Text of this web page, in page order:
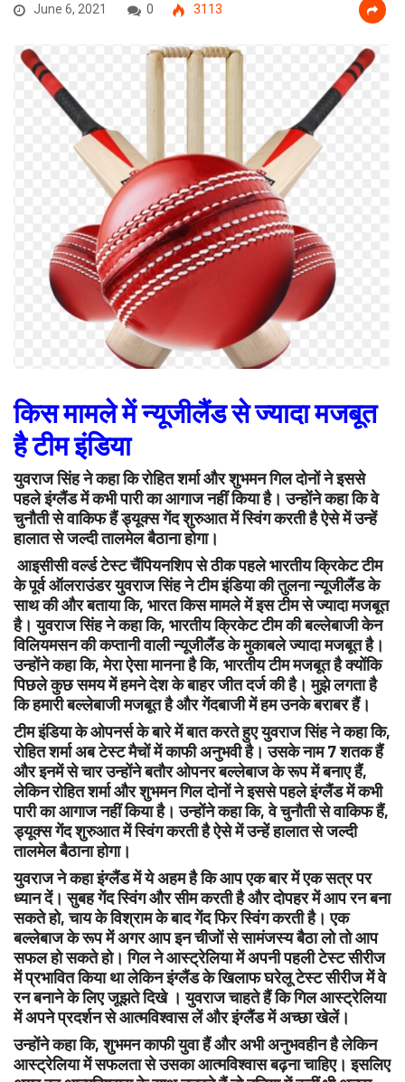
June 6, 2021 0 3113
किस मामले में न्यूजीलैंड से ज्यादा मजबूत
है टीम इंडिया
युवराज सिंह ने कहा कि रोहित शर्मा और शुभमन गिल दोनों ने इससे
पहले इंग्लैंड में कभी पारी का आगाज नहीं किया है। उन्होंने कहा कि वे
चुनौती से वाकिफ हैं ड्यूक्स गेंद शुरुआत में स्विंग करती है ऐसे में उन्हें
हालात से जल्दी तालमेल बैठाना होगा।
आइसीसी वर्ल्ड टेस्ट चैंपियनशिप से ठीक पहले भारतीय क्रिकेट टीम
के पूर्व ऑलराउंडर युवराज सिंह ने टीम इंडिया की तुलना न्यूजीलैंड के
साथ की और बताया कि, भारत किस मामले में इस टीम से ज्यादा मजबूत
है। युवराज सिंह ने कहा कि, भारतीय क्रिकेट टीम की बल्लेबाजी केन
विलियमसन की कप्तानी वाली न्यूजीलैंड के मुकाबले ज्यादा मजबूत है।
उन्होंने कहा कि, मेरा ऐसा मानना है कि, भारतीय टीम मजबूत है क्योंकि
पिछले कुछ समय में हमने देश के बाहर जीत दर्ज की है। मुझे लगता है
कि हमारी बल्लेबाजी मजबूत है और गेंदबाजी में हम उनके बराबर हैं।
टीम इंडिया के ओपनर्स के बारे में बात करते हुए युवराज सिंह ने कहा कि,
रोहित शर्मा अब टेस्ट मैचों में काफी अनुभवी है। उसके नाम 7 शतक हैं
और इनमें से चार उन्होंने बतौर ओपनर बल्लेबाज के रूप में बनाए हैं,
लेकिन रोहित शर्मा और शुभमन गिल दोनों ने इससे पहले इंग्लैंड में कभी
पारी का आगाज नहीं किया है। उन्होंने कहा कि, वे चुनौती से वाकिफ हैं,
ड्यूक्स गेंद शुरुआत में स्विंग करती है ऐसे में उन्हें हालात से जल्दी
तालमेल बैठाना होगा।
युवराज ने कहा इंग्लैंड में ये अहम है कि आप एक बार में एक सत्र पर
ध्यान दें। सुबह गेंद स्विंग और सीम करती है और दोपहर में आप रन बना
सकते हो, चाय के विश्राम के बाद गेंद फिर स्विंग करती है। एक
बल्लेबाज के रूप में अगर आप इन चीजों से सामंजस्य बैठा लो तो आप
सफल हो सकते हो। गिल ने आस्ट्रेलिया में अपनी पहली टेस्ट सीरीज
में प्रभावित किया था लेकिन इंग्लैंड के खिलाफ घरेलू टेस्ट सीरीज में वे
रन बनाने के लिए जूझते दिखे । युवराज चाहते हैं कि गिल आस्ट्रेलिया
में अपने प्रदर्शन से आत्मविश्वास लें और इंग्लैंड में अच्छा खेलें।
उन्होंने कहा कि, शुभमन काफी युवा हैं और अभी अनुभवहीन है लेकिन
आस्ट्रेलिया में सफलता से उसका आत्मविश्वास बढ़ना चाहिए। इसलिए